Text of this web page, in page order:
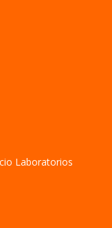
Laboratorios